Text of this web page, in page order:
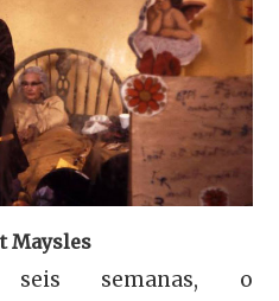
Maysles
seis semanas, o